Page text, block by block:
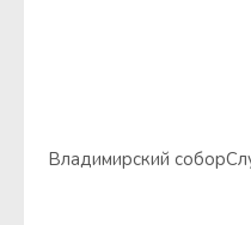
Владимирский собор